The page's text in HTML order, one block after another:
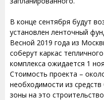
В конце сентября будут
установлен ленточный
Весной 2019 года из
соберут каркас
комплекса ожидается 1
Стоимость проекта –
необходимости из
зоны на это